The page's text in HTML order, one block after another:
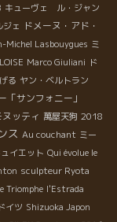
キューヴェ ル・ジャン
ェ ドメーヌ・アド・
Michel Lasbouygues ミ
Marco Giuliani ド
る ヤン・ベルトラン
「サンフォニー」
ッティ 萬屋天狗 2018
ス Au couchant ミー
イエット Qui évolue le
sculpteur Ryota
Triomphe l'Estrada
ドイツ Shizuoka Japon